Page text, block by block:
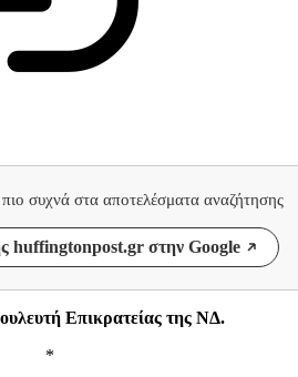
πιο συχνά στα αποτελέσματα αναζήτησης
huffingtonpost.gr στην Google
Επικρατείας της ΝΔ.
*